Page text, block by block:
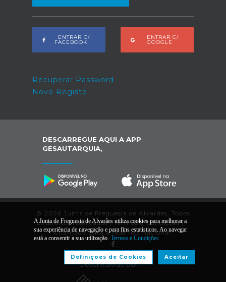
ENTRAR C/
FACEBOOK
ENTRAR C/
GOOGLE
Recuperar Password
Novo Registo
DESCARREGUE AQUI A APP
GESAUTARQUIA,
© 2026 Junta de Freguesia de Alvarães. Todos
os direitos reservados |Termos e Condições|*
Chamada para a rede fixa nacional.
Desenvolvido por:
A Junta de Freguesia de Alvarães utiliza cookies para melhorar a
sua experiência de navegação e para fins estatísticos. Ao navegar
está a consentir a sua utilização. Termos e Condições
Aceitar
Definiçoes de Cookies